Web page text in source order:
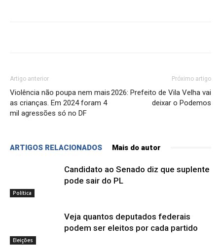
Artigo anterior
Violência não poupa nem mais
as crianças. Em 2024 foram 4
mil agressões só no DF
Próximo artigo
2026: Prefeito de Vila Velha vai
deixar o Podemos
ARTIGOS RELACIONADOS Mais do autor
Política
Candidato ao Senado diz que suplente
pode sair do PL
Eleições
Veja quantos deputados federais
podem ser eleitos por cada partido